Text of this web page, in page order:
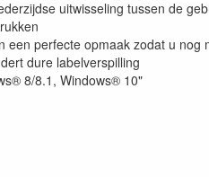
uitwisseling tussen de
een perfecte opmaak zodat u nog
dure labelverspilling
8/8.1, Windows® 10"